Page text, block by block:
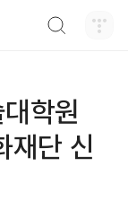
학원
재단 신